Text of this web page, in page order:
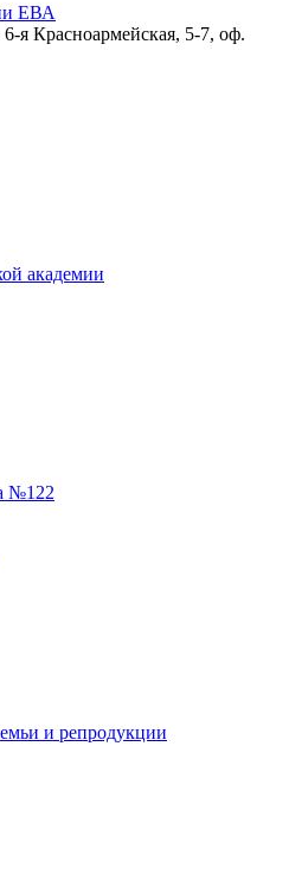
ЕВА
6-я Красноармейская, 5-7, оф.
академии
№122
и репродукции